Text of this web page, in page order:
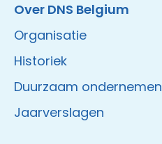
Over DNS Belgium
Organisatie
Historiek
Duurzaam ondernemen
Jaarverslagen